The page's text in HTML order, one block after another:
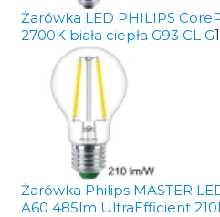
Żarówka LED PHILIPS
2700K biała ciepła G93 CL G
Żarówka Philips MASTER
A60 485lm UltraEfficient